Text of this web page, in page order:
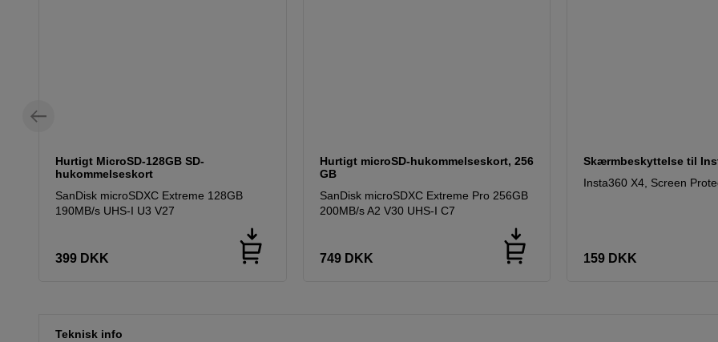
Hurtigt MicroSD-128GB SD-
hukommelseskort
SanDisk microSDXC Extreme 128GB
190MB/s UHS-I U3 V27
399 DKK
Hurtigt microSD-hukommelseskort, 256
GB
SanDisk microSDXC Extreme Pro 256GB
200MB/s A2 V30 UHS-I C7
749 DKK
Skærmbeskyttelse til
Insta360 X4, Screen
159 DKK
Teknisk info